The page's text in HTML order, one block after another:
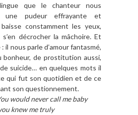
que le chanteur nous
une pudeur effrayante et
constamment les yeux,
décrocher la mâchoire. Et
il nous parle d’amour fantasmé,
bonheur, de prostitution aussi,
suicide… en quelques mots il
qui fut son quotidien et de ce
son questionnement.
would never call me baby
knew me truly